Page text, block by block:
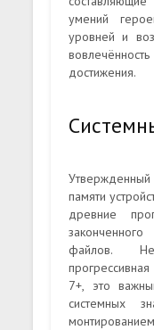
умений
уровней и
достижения.
памяти
древние
файлов.
7+, это
системных